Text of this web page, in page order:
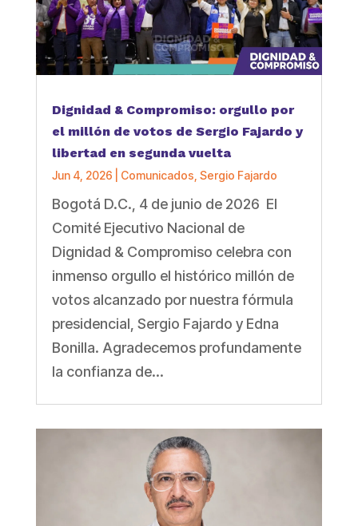
Dignidad & Compromiso: orgullo por
el millón de votos de Sergio Fajardo y
libertad en segunda vuelta
Jun 4, 2026 Comunicados Sergio Fajardo
Bogotá D.C., 4 de junio de 2026 El
Comité Ejecutivo Nacional de
Dignidad & Compromiso celebra con
inmenso orgullo el histórico millón de
votos alcanzado por nuestra fórmula
presidencial, Sergio Fajardo y Edna
Bonilla. Agradecemos profundamente
la confianza de...